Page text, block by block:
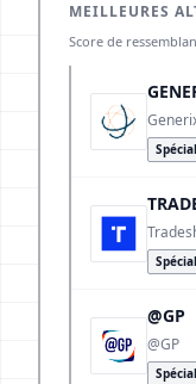
MEILLEURES
Score de
@GP
@GP